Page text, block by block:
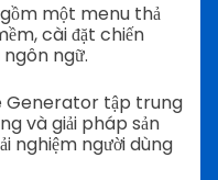
một menu thả
cài đặt chiến
ngữ.
Generator tập trung
và giải pháp sản
nghiệm người dùng